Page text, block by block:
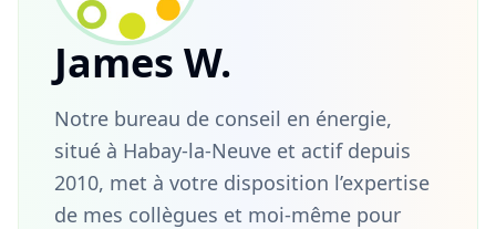
James W.
Notre bureau de conseil en énergie,
situé à Habay-la-Neuve et actif depuis
2010, met à votre disposition l’expertise
de mes collègues et moi-même pour